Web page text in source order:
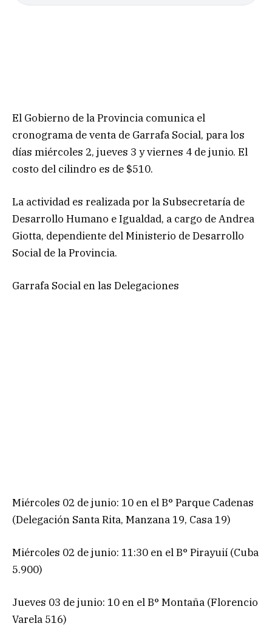
El Gobierno de la Provincia comunica el
cronograma de venta de Garrafa Social, para los
días miércoles 2, jueves 3 y viernes 4 de junio. El
costo del cilindro es de $510.
La actividad es realizada por la Subsecretaría de
Desarrollo Humano e Igualdad, a cargo de Andrea
Giotta, dependiente del Ministerio de Desarrollo
Social de la Provincia.
Garrafa Social en las Delegaciones
Miércoles 02 de junio: 10 en el B° Parque Cadenas
(Delegación Santa Rita, Manzana 19, Casa 19)
Miércoles 02 de junio: 11:30 en el B° Pirayuií (Cuba
5.900)
Jueves 03 de junio: 10 en el B° Montaña (Florencio
Varela 516)